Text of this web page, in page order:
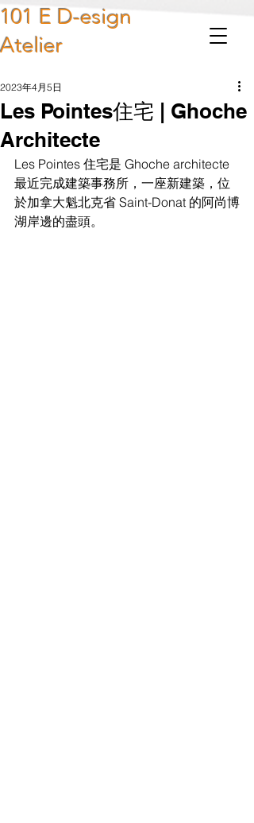
101 E D-esign
Atelier
Les Pointes住宅 | Ghoche
Architecte
2023年4月5日
Les Pointes 住宅是 Ghoche architecte
最近完成建築事務所，一座新建築，位
於加拿大魁北克省 Saint-Donat 的阿尚博
湖岸邊的盡頭。